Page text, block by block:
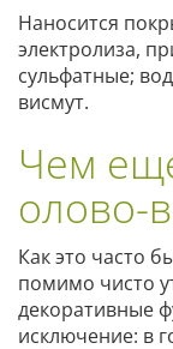
Наносится
электролиза,
сульфатные;
висмут.
Чем
олово-
Как это часто
помимо чисто
декоративные
исключение: в